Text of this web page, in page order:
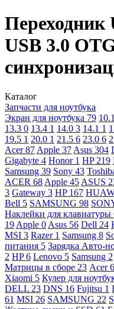
Переходник
USB 3.0
Каталог
Запчасти для ноутбука
Экран для ноутбука 79 10.1
13.3 0 13.4 1 14.0 3 14.1 1
19.5 1 20.0 1 21.5 6 23.0 6
Acer87 Apple 37 Asus 304
Gigabyte 4 Honor 1 HP 219
Samsung 39 Sony 43
ACER 68 Apple 45 ASUS
3 Gateway 3 HP 167
Bell 5 SAMSUNG 98
Наклейки для клавиатуры
19 Apple 0 Asus 56 Dell 24
MSI 3 Razer 1 Samsung 8
питания 5 Зарядка Авто-
2 HP6 Lenovo 5 Samsung 2
Матрицы в сборе 23 Acer6
Xiaomi 5 Кулер для
DELL 23 DNS 16 Fujitsu 1
61 MSI 26 SAMSUNG 22